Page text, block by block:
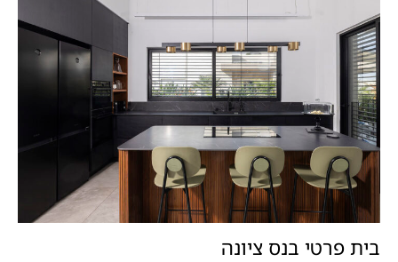
בית פרטי בנס ציונה